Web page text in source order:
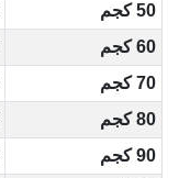
50 كجم
60 كجم
70 كجم
80 كجم
90 كجم